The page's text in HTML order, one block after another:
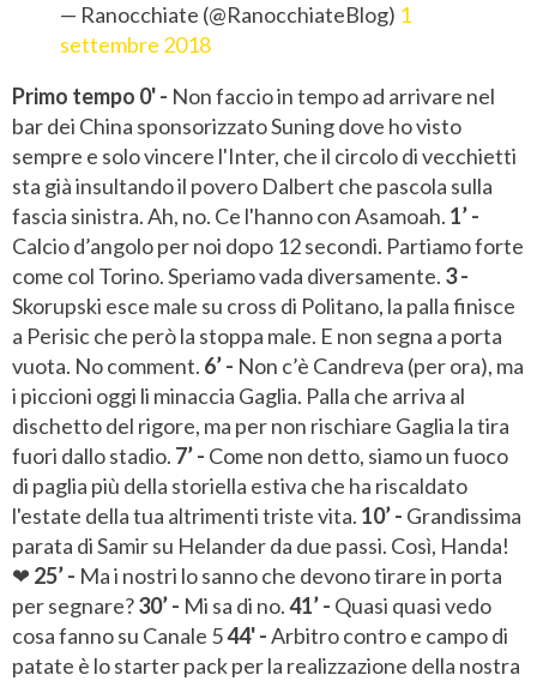
— Ranocchiate (@RanocchiateBlog) 1
settembre 2018
Primo tempo 0' - Non faccio in tempo ad arrivare nel
bar dei China sponsorizzato Suning dove ho visto
sempre e solo vincere l'Inter, che il circolo di vecchietti
sta già insultando il povero Dalbert che pascola sulla
fascia sinistra. Ah, no. Ce l'hanno con Asamoah. 1’ -
Calcio d’angolo per noi dopo 12 secondi. Partiamo forte
come col Torino. Speriamo vada diversamente. 3 -
Skorupski esce male su cross di Politano, la palla finisce
a Perisic che però la stoppa male. E non segna a porta
vuota. No comment. 6’ - Non c’è Candreva (per ora), ma
i piccioni oggi li minaccia Gaglia. Palla che arriva al
dischetto del rigore, ma per non rischiare Gaglia la tira
fuori dallo stadio. 7’ - Come non detto, siamo un fuoco
di paglia più della storiella estiva che ha riscaldato
l'estate della tua altrimenti triste vita. 10’ - Grandissima
parata di Samir su Helander da due passi. Così, Handa!
❤ 25’ - Ma i nostri lo sanno che devono tirare in porta
per segnare?30’ - Mi sa di no.41’ - Quasi quasi vedo
cosa fanno su Canale 544' -Arbitro contro e campo di
patate è lo starter pack per la realizzazione della nostra